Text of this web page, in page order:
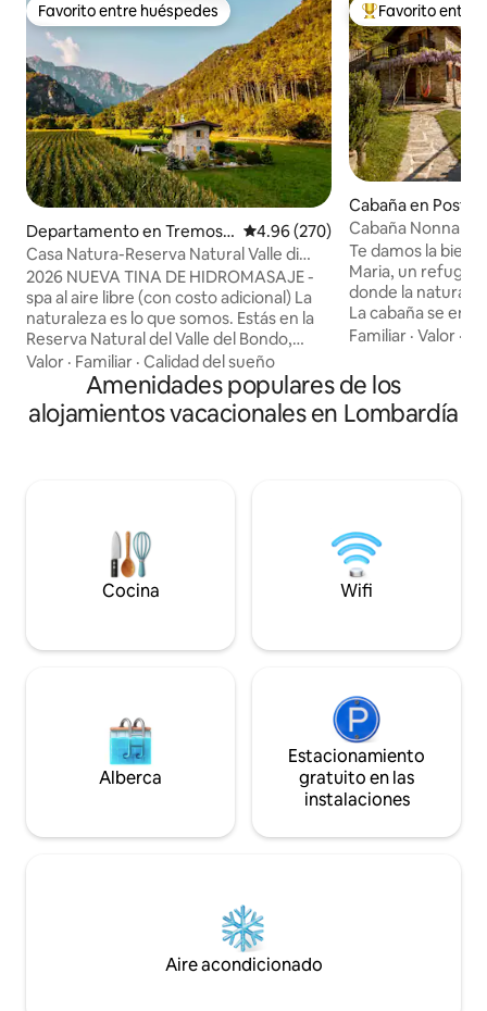
Favorito entre huéspedes
Favorito entre huéspedes
Departamento en Tremosi
ne sul Garda
Calificación promedio: 4.96 de
4.96 (270)
Casa Natura-Reserva Natural Valle di
Bondo
2026 NUEVA TINA DE HIDROMASAJE -
spa al aire libre (con costo adicional) La
naturaleza es lo que somos. Estás en la
Reserva Natural del Valle del Bondo,
entre vastos prados y verdes bosques
con vista al lago de Garda. Lejos de las
multitudes, a una altitud de 600 metros,
pero cerca de las playas (a solo 9 km),
fresco incluso en verano, ya que en el
valle sopla una brisa extraordinaria.
Valor · Familiar · Calidad del sueño
De los mejores
Favorito entre
Cabaña en
Cabaña Nonna
Natural
Te damos la
Maria, un refugio
donde la
La cabaña se
ofrece total
comodidad. A su alrededor, no hay nada
más que el
tus seres
Familiar ·Valor ·
Amenidades populares de los
alojamientos vacacionales en Lombardía
Cocina Wifi
Alberca
Estacionamiento
gratuito en las
instalaciones
Aire acondicionado